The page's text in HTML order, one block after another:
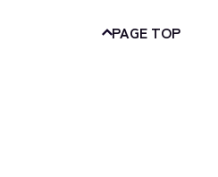
PAGE TOP